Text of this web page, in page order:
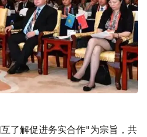
了解促进务实合作"为宗旨，共